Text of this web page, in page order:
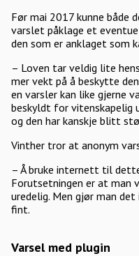
Før mai 2017 kunne både
varslet påklage et
den som er anklaget som
– Loven tar veldig lite
mer vekt på å beskytte
en varsler kan like gjerne
beskyldt for vitenskapelig
og den har kanskje blitt
Vinther tror at anonym
– Å bruke internett til
Forutsetningen er at man
uredelig. Men gjør man
fint.
Varsel med plugin